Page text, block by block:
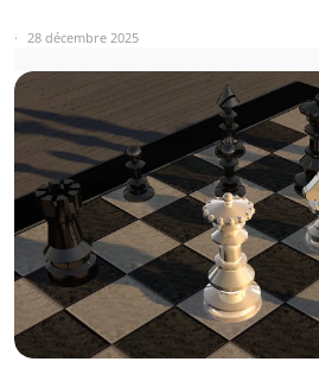
28 décembre 2025